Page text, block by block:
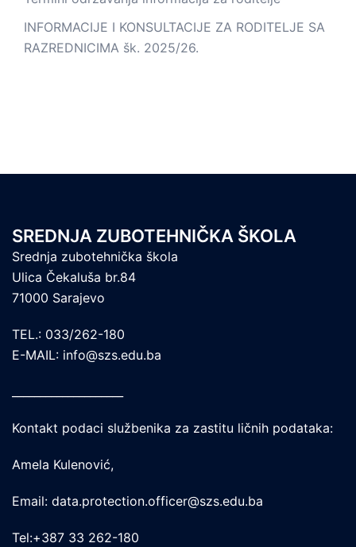
INFORMACIJE I KONSULTACIJE ZA RODITELJE SA
RAZREDNICIMA šk. 2025/26.
SREDNJA ZUBOTEHNIČKA ŠKOLA
Srednja zubotehnička škola
Ulica Čekaluša br.84
71000 Sarajevo
TEL.: 033/262-180
E-MAIL: info@szs.edu.ba
Kontakt podaci službenika za zastitu ličnih podataka:
Amela Kulenović,
Email: data.protection.officer@szs.edu.ba
Tel:+387 33 262-180